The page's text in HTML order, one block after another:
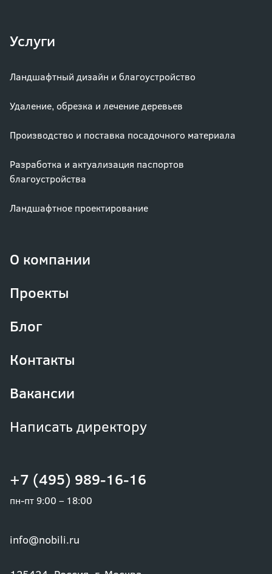
+7 (495) 989-16-16
пн-пт 9:00 – 18:00
info@nobili.ru
Услуги
Ландшафтный дизайн и благоустройство
Удаление, обрезка и лечение деревьев
Производство и поставка посадочного материала
Разработка и актуализация паспортов
благоустройства
Ландшафтное проектирование
О компании
Проекты
Блог
Контакты
Вакансии
Написать директору